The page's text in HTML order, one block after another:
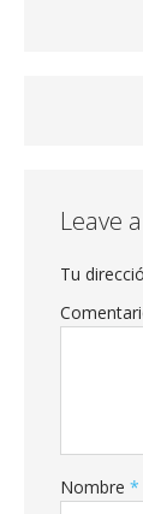
Leave
Tu
Nombre *